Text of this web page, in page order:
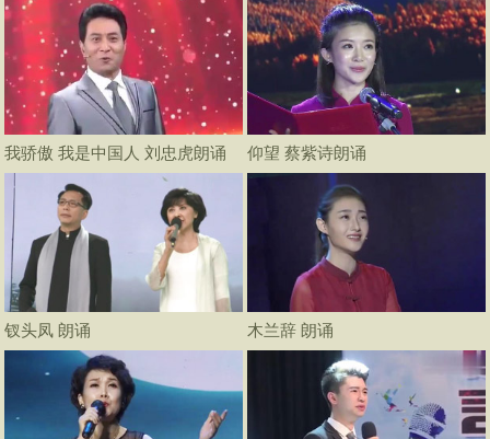
我骄傲 我是中国人 刘忠虎朗诵 仰望 蔡紫诗朗诵
钗头凤 朗诵 木兰辞 朗诵